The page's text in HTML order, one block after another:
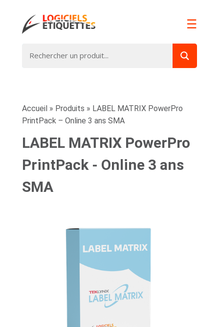
☰
Accueil » Produits » LABEL MATRIX PowerPro
PrintPack – Online 3 ans SMA
LABEL MATRIX PowerPro
PrintPack - Online 3 ans
SMA